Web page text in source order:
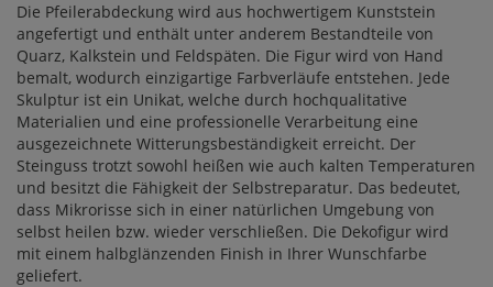
Die Pfeilerabdeckung wird aus hochwertigem Kunststein
angefertigt und enthält unter anderem Bestandteile von
Quarz, Kalkstein und Feldspäten. Die Figur wird von Hand
bemalt, wodurch einzigartige Farbverläufe entstehen. Jede
Skulptur ist ein Unikat, welche durch hochqualitative
Materialien und eine professionelle Verarbeitung eine
ausgezeichnete Witterungsbeständigkeit erreicht. Der
Steinguss trotzt sowohl heißen wie auch kalten Temperaturen
und besitzt die Fähigkeit der Selbstreparatur. Das bedeutet,
dass Mikrorisse sich in einer natürlichen Umgebung von
selbst heilen bzw. wieder verschließen. Die Dekofigur wird
mit einem halbglänzenden Finish in Ihrer Wunschfarbe
geliefert.